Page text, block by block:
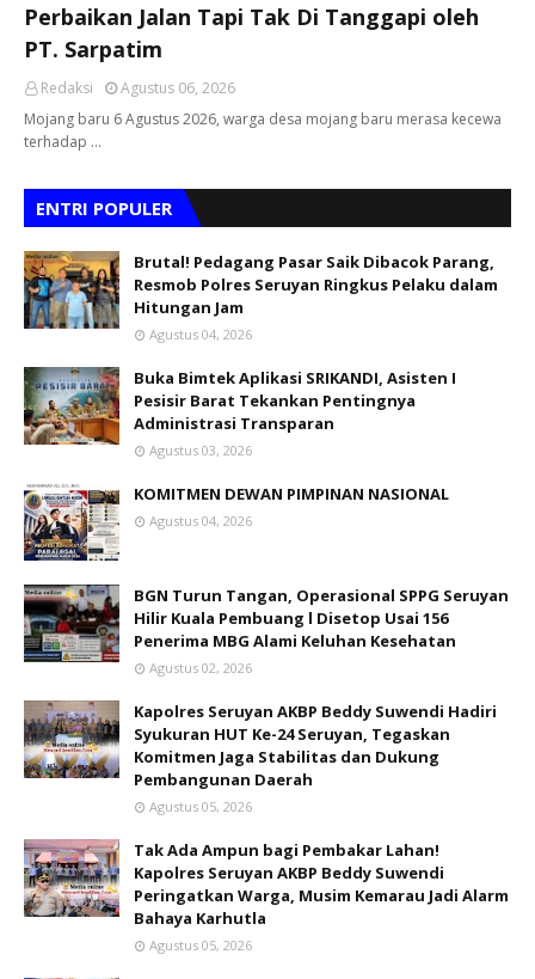
Perbaikan Jalan Tapi Tak Di Tanggapi oleh
PT. Sarpatim
Redaksi
Agustus 06, 2026
Mojang baru 6 Agustus 2026, warga desa mojang baru merasa kecewa
terhadap …
ENTRI POPULER
Brutal! Pedagang Pasar Saik Dibacok Parang,
Resmob Polres Seruyan Ringkus Pelaku dalam
Hitungan Jam
Agustus 04, 2026
Buka Bimtek Aplikasi SRIKANDI, Asisten I
Pesisir Barat Tekankan Pentingnya
Administrasi Transparan
Agustus 03, 2026
KOMITMEN DEWAN PIMPINAN NASIONAL
Agustus 04, 2026
BGN Turun Tangan, Operasional SPPG Seruyan
Hilir Kuala Pembuang l Disetop Usai 156
Penerima MBG Alami Keluhan Kesehatan
Agustus 02, 2026
Kapolres Seruyan AKBP Beddy Suwendi Hadiri
Syukuran HUT Ke-24 Seruyan, Tegaskan
Komitmen Jaga Stabilitas dan Dukung
Pembangunan Daerah
Agustus 05, 2026
Tak Ada Ampun bagi Pembakar Lahan!
Kapolres Seruyan AKBP Beddy Suwendi
Peringatkan Warga, Musim Kemarau Jadi Alarm
Bahaya Karhutla
Agustus 05, 2026